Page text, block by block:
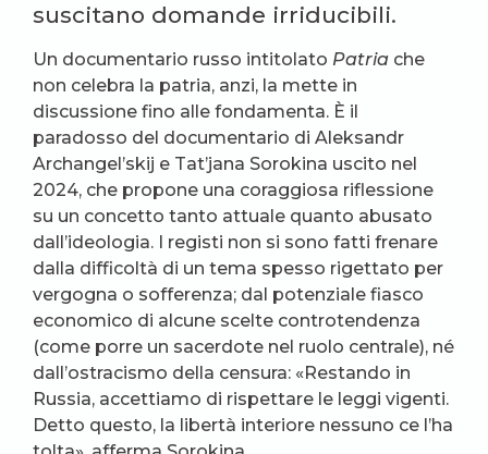
suscitano domande irriducibili.
Un documentario russo intitolato Patria che
non celebra la patria, anzi, la mette in
discussione fino alle fondamenta. È il
paradosso del documentario di Aleksandr
Archangel’skij e Tat’jana Sorokina uscito nel
2024, che propone una coraggiosa riflessione
su un concetto tanto attuale quanto abusato
dall’ideologia. I registi non si sono fatti frenare
dalla difficoltà di un tema spesso rigettato per
vergogna o sofferenza; dal potenziale fiasco
economico di alcune scelte controtendenza
(come porre un sacerdote nel ruolo centrale), né
dall’ostracismo della censura: «Restando in
Russia, accettiamo di rispettare le leggi vigenti.
Detto questo, la libertà interiore nessuno ce l’ha